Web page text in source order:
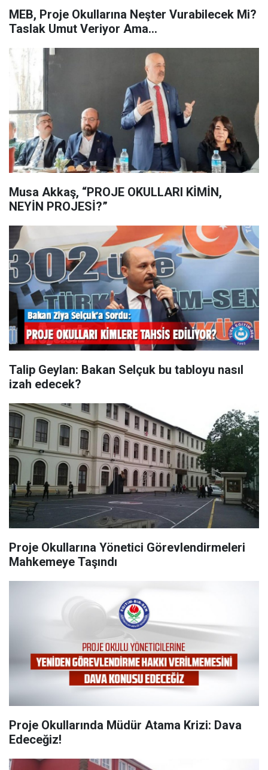
MEB, Proje Okullarına Neşter Vurabilecek Mi?
Taslak Umut Veriyor Ama...
Musa Akkaş, “PROJE OKULLARI KİMİN,
NEYİN PROJESİ?”
Talip Geylan: Bakan Selçuk bu tabloyu nasıl
izah edecek?
Proje Okullarına Yönetici Görevlendirmeleri
Mahkemeye Taşındı
Proje Okullarında Müdür Atama Krizi: Dava
Edeceğiz!